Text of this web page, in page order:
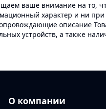
ваше внимание на то,
характер и ни
описание
устройств, а также
О компании